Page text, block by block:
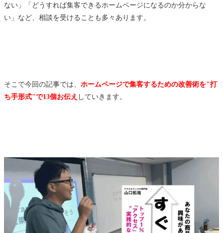
ない」「どうすれば集客できるホームページになるのか分からな
い」など、相談を受けることも多々あります。
そこで今回の記事では、 ホームページで集客するための改善術を"打
ち手形式"で13個お伝え していきます。